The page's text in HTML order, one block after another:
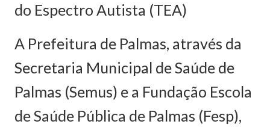
do Espectro Autista (TEA)
A Prefeitura de Palmas, através da
Secretaria Municipal de Saúde de
Palmas (Semus) e a Fundação Escola
de Saúde Pública de Palmas (Fesp),